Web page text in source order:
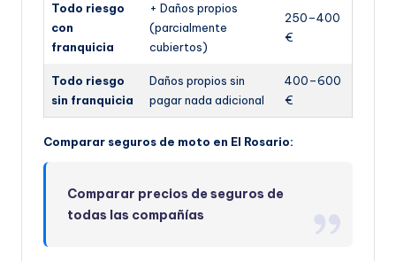
Todo riesgo
con
franquicia
+ Daños propios
(parcialmente
cubiertos)
250–400
€
Todo riesgo
sin franquicia
Daños propios sin
pagar nada adicional
400–600
€
Comparar seguros de moto en El Rosario:
Comparar precios de seguros de
todas las compañías